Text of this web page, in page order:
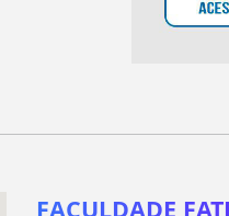
FACULDADE